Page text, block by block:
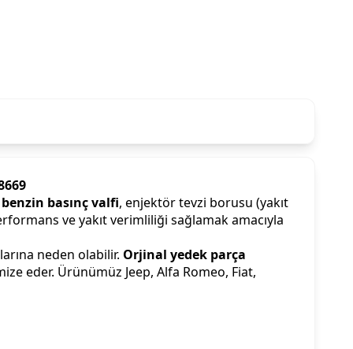
basınç valfi, enjektör tevzi borusu (yakıt
ve yakıt verimliliği sağlamak amacıyla
neden olabilir. Orjinal yedek parça
eder. Ürünümüz Jeep, Alfa Romeo, Fiat,